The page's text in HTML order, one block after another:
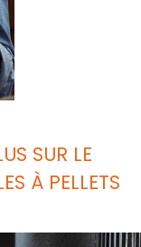
SUR LE
À PELLETS